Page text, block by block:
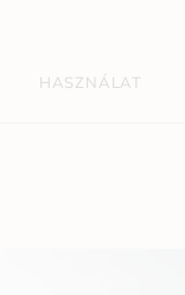
HASZNÁLAT